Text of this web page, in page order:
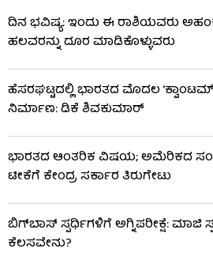
ದಿನ ಭವಿಷ್ಯ: ಇಂದು ಈ ರಾಶಿಯವರು
ಹಲವರನ್ನು ದೂರ ಮಾಡಿಕೊಳ್ಳುವರು
ಹೆಸರಘಟ್ಟದಲ್ಲಿ ಭಾರತದ ಮೊದಲ
ನಿರ್ಮಾಣ: ಡಿಕೆ ಶಿವಕುಮಾರ್
ಭಾರತದ ಆಂತರಿಕ ವಿಷಯ; ಅಮೆರಿಕದ
ಟೀಕೆಗೆ ಕೇಂದ್ರ ಸರ್ಕಾರ ತಿರುಗೇಟು
ಬಿಗ್​​ಬಾಸ್​ ಸ್ಪರ್ಧಿಗಳಿಗೆ ಅಗ್ನಿಪರೀಕ್ಷೆ: ಮಾಜಿ
ಕೆಲಸವೇನು?